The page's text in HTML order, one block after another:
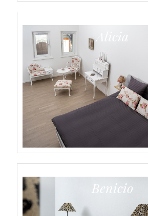
Alicia
Benicio